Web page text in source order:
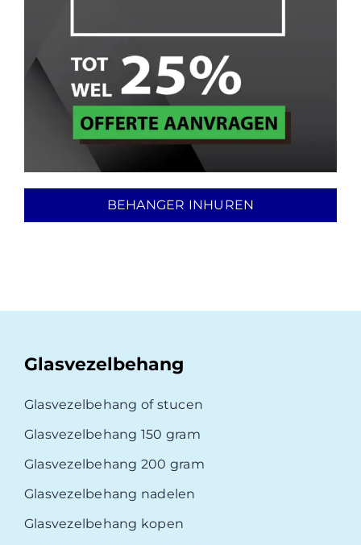
BEHANGER INHUREN
Glasvezelbehang
Glasvezelbehang of stucen
Glasvezelbehang 150 gram
Glasvezelbehang 200 gram
Glasvezelbehang nadelen
Glasvezelbehang kopen